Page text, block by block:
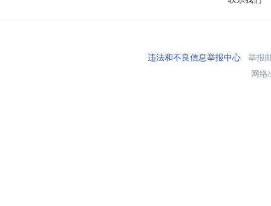
违法和不良信息举报中心举报
网